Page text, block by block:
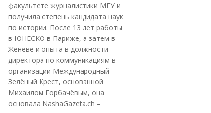
факультете журналистики МГУ и
получила степень кандидата наук
по истории. После 13 лет работы
в ЮНЕСКО в Париже, а затем в
Женеве и опыта в должности
директора по коммуникациям в
организации Международный
Зелёный Крест, основанной
Михаилом Горбачёвым, она
основала NashaGazeta.ch –